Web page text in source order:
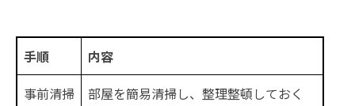
手順
内容
事前清掃
部屋を簡易清掃し、整理整頓しておく